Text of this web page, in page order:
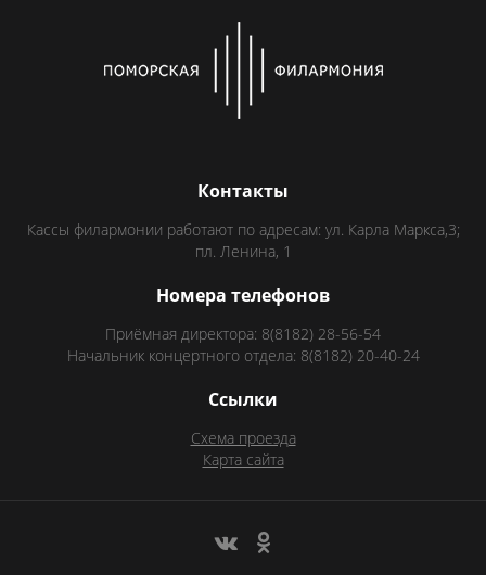
Контакты
Кассы филармонии работают по адресам: ул. Карла Маркса,3;
пл. Ленина, 1
Номера телефонов
Приёмная директора: 8(8182) 28-56-54
Начальник концертного отдела: 8(8182) 20-40-24
Ссылки
Схема проезда
Карта сайта